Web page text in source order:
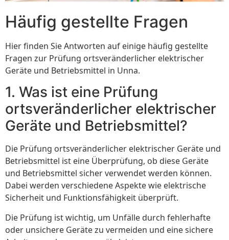
Häufig gestellte Fragen
Hier finden Sie Antworten auf einige häufig gestellte
Fragen zur Prüfung ortsveränderlicher elektrischer
Geräte und Betriebsmittel in Unna.
1. Was ist eine Prüfung
ortsveränderlicher elektrischer
Geräte und Betriebsmittel?
Die Prüfung ortsveränderlicher elektrischer Geräte und
Betriebsmittel ist eine Überprüfung, ob diese Geräte
und Betriebsmittel sicher verwendet werden können.
Dabei werden verschiedene Aspekte wie elektrische
Sicherheit und Funktionsfähigkeit überprüft.
Die Prüfung ist wichtig, um Unfälle durch fehlerhafte
oder unsichere Geräte zu vermeiden und eine sichere